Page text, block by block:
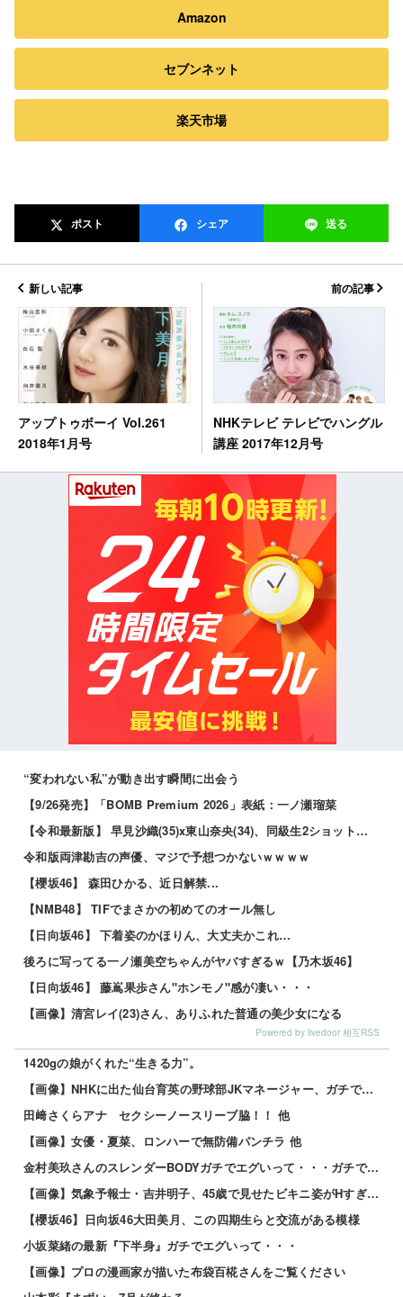
Amazon
セブンネット
楽天市場
ポスト シェア 送る
新しい記事
アップトゥボーイ Vol.261
2018年1月号
前の記事
NHKテレビ テレビでハングル
講座 2017年12月号
“変われない私”が動き出す瞬間に出会う
【9/26発売】「BOMB Premium 2026」表紙：一ノ瀬瑠菜
【令和最新版】 早見沙織(35)x東山奈央(34)、同級生2ショット写真がこちらｗｗｗｗ
令和版両津勘吉の声優、マジで予想つかないｗｗｗｗ
【櫻坂46】 森田ひかる、近日解禁...
【NMB48】 TIFでまさかの初めてのオール無し
【日向坂46】 下着姿のかほりん、大丈夫かこれ…
後ろに写ってる一ノ瀬美空ちゃんがヤバすぎるｗ【乃木坂46】
【日向坂46】 藤嶌果歩さん"ホンモノ"感が凄い・・・
【画像】清宮レイ(23)さん、ありふれた普通の美少女になる
Powered by livedoor 相互RSS
1420gの娘がくれた“生きる力”。
【画像】NHKに出た仙台育英の野球部JKマネージャー、ガチで可愛いぞ 他
田﨑さくらアナ セクシーノースリーブ脇！！ 他
【画像】女優・夏菜、ロンハーで無防備パンチラ 他
金村美玖さんのスレンダーBODYガチでエグいって・・・ガチでエグいって・・・ 他
【画像】気象予報士・吉井明子、45歳で見せたビキニ姿がHすぎる 他
【櫻坂46】日向坂46大田美月、この四期生らと交流がある模様
小坂菜緒の最新『下半身』ガチでエグいって・・・
【画像】プロの漫画家が描いた布袋百椛さんをご覧ください